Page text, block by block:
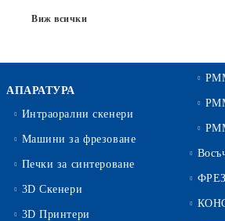
Виж всички
АПАРАТУРА
Интраорални скенери
Машини за фрезоване
Печки за синтероване
3D Скенери
3D Принтери